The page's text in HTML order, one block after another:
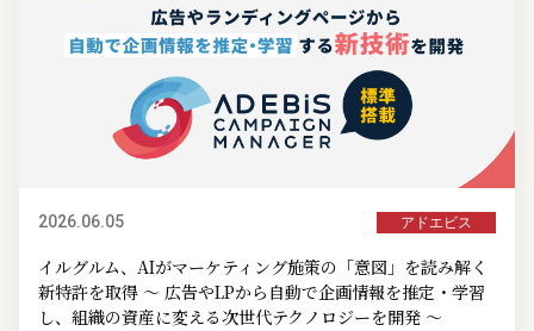
2026.06.05 アドエビス
イルグルム、AIがマーケティング施策の「意図」を読み解く
新特許を取得 ～ 広告やLPから自動で企画情報を推定・学習
し、組織の資産に変える次世代テクノロジーを開発 ～